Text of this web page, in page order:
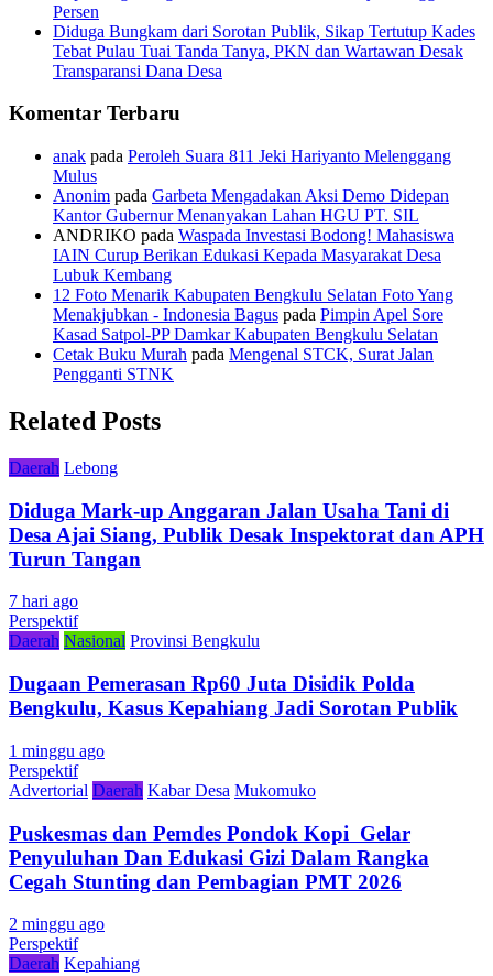
Persen
Diduga Bungkam dari Sorotan Publik, Sikap Tertutup Kades
Tebat Pulau Tuai Tanda Tanya, PKN dan Wartawan Desak
Transparansi Dana Desa
Komentar Terbaru
anak pada Peroleh Suara 811 Jeki Hariyanto Melenggang
Mulus
Anonim pada Garbeta Mengadakan Aksi Demo Didepan
Kantor Gubernur Menanyakan Lahan HGU PT. SIL
ANDRIKO pada Waspada Investasi Bodong! Mahasiswa
IAIN Curup Berikan Edukasi Kepada Masyarakat Desa
Lubuk Kembang
12 Foto Menarik Kabupaten Bengkulu Selatan Foto Yang
Menakjubkan - Indonesia Bagus pada Pimpin Apel Sore
Kasad Satpol-PP Damkar Kabupaten Bengkulu Selatan
Cetak Buku Murah pada Mengenal STCK, Surat Jalan
Pengganti STNK
Related Posts
Daerah Lebong
Diduga Mark-up Anggaran Jalan Usaha Tani di
Desa Ajai Siang, Publik Desak Inspektorat dan APH
Turun Tangan
7 hari ago
Perspektif
Daerah Nasional Provinsi Bengkulu
Dugaan Pemerasan Rp60 Juta Disidik Polda
Bengkulu, Kasus Kepahiang Jadi Sorotan Publik
1 minggu ago
Perspektif
Advertorial Daerah Kabar Desa Mukomuko
Puskesmas dan Pemdes Pondok Kopi Gelar
Penyuluhan Dan Edukasi Gizi Dalam Rangka
Cegah Stunting dan Pembagian PMT 2026
2 minggu ago
Perspektif
Daerah Kepahiang